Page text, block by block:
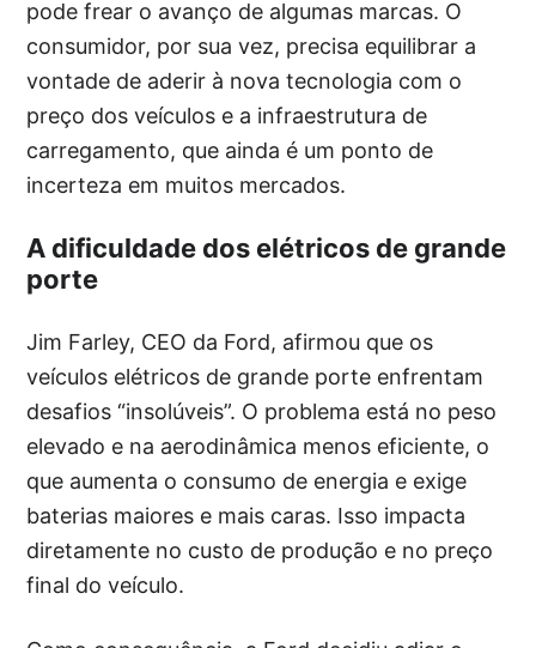
pode frear o avanço de algumas marcas. O
consumidor, por sua vez, precisa equilibrar a
vontade de aderir à nova tecnologia com o
preço dos veículos e a infraestrutura de
carregamento, que ainda é um ponto de
incerteza em muitos mercados.
A dificuldade dos elétricos de grande
porte
Jim Farley, CEO da Ford, afirmou que os
veículos elétricos de grande porte enfrentam
desafios “insolúveis”. O problema está no peso
elevado e na aerodinâmica menos eficiente, o
que aumenta o consumo de energia e exige
baterias maiores e mais caras. Isso impacta
diretamente no custo de produção e no preço
final do veículo.